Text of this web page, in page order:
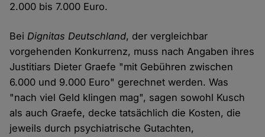
2.000 bis 7.000 Euro.
BeiDignitas Deutschland, der vergleichbar
vorgehenden Konkurrenz, muss nach Angaben ihres
Justitiars Dieter Graefe "mit Gebühren zwischen
6.000 und 9.000 Euro" gerechnet werden. Was
"nach viel Geld klingen mag", sagen sowohl Kusch
als auch Graefe, decke tatsächlich die Kosten, die
jeweils durch psychiatrische Gutachten,